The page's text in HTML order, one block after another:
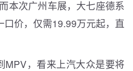
本次广州车展，大七座德系
口价，仅需19.99万元起，直
MPV，看来上汽大众是要将